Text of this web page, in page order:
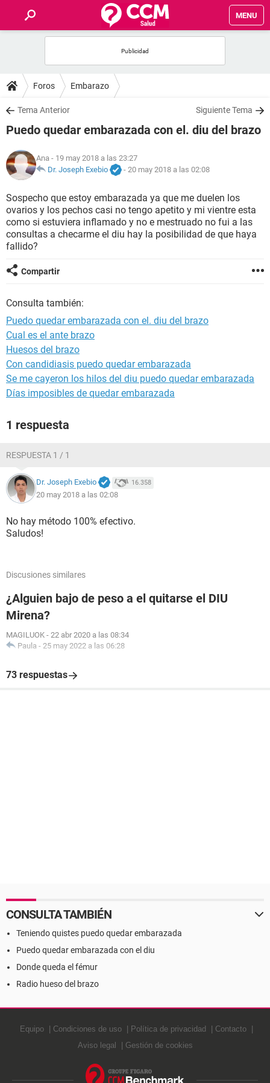
MENU
FOROS
SALUD
NUTRICIÓN
BIENESTAR
SEXUALIDAD
GLOSARIO
Foros Embarazo
Tema Anterior Siguiente Tema
Puedo quedar embarazada con el. diu del brazo
Ana - 19 may 2018 a las 23:27
Dr. Joseph Exebio
- 20 may 2018 a las 02:08
Sospecho que estoy embarazada ya que me duelen los
ovarios y los pechos casi no tengo apetito y mi vientre esta
como si estuviera inflamado y no e mestruado no fui a las
consultas a checarme el diu hay la posibilidad de que haya
fallido?
Compartir
Consulta también:
Puedo quedar embarazada con el. diu del brazo
Cual es el ante brazo
Huesos del brazo
Con candidiasis puedo quedar embarazada
Se me cayeron los hilos del diu puedo quedar embarazada
Días imposibles de quedar embarazada
1 respuesta
RESPUESTA 1 / 1
Dr. Joseph Exebio 16.358
20 may 2018 a las 02:08
No hay método 100% efectivo.
Saludos!
Discusiones similares
¿Alguien bajo de peso a el quitarse el DIU
Mirena?
MAGILUOK - 22 abr 2020 a las 08:34
Paula - 25 may 2022 a las 06:28
73 respuestas
CONSULTA TAMBIÉN
Teniendo quistes puedo quedar embarazada
Puedo quedar embarazada con el diu
Donde queda el fémur
Radio hueso del brazo
Equipo Condiciones de uso Política de privacidad
Contacto
Aviso legal
Gestión de cookies